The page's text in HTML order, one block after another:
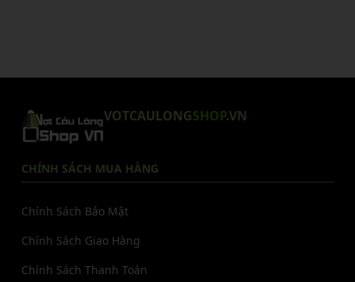
VOTCAULONGSHOP.VN
CHÍNH SÁCH MUA HÀNG
Chính Sách Bảo Mật
Chính Sách Giao Hàng
Chính Sách Thanh Toán